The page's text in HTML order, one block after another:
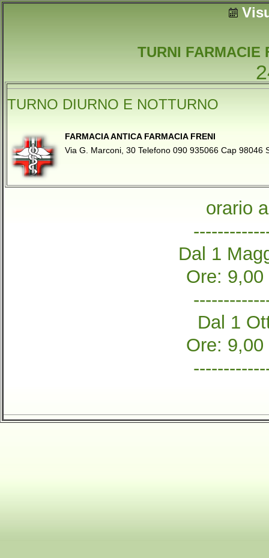
TURNI FARMACIE
TURNO DIURNO E NOTTURNO
FARMACIA ANTICA FARMACIA FRENI
Via G. Marconi, 30 Telefono 090 935066 Cap 98046
orario
Dal 1
Ore:
Dal 1
Ore: